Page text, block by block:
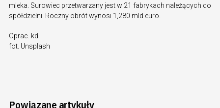
mleka. Surowiec przetwarzany jest w 21 fabrykach należących do
spółdzielni. Roczny obrót wynosi 1,280 mld euro.
Oprac. kd
fot. Unsplash
Powiązane artykuły